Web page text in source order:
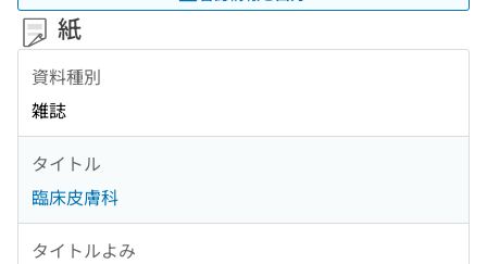
紙
資料種別
雑誌
タイトル
臨床皮膚科
タイトルよみ